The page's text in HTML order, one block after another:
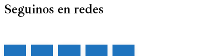
Seguinos en redes